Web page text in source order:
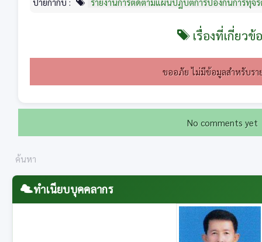
เรื่องที่เกี่ยวข้
ขออภัย ไม่มีข้อมูลสำหรับรา
No comments yet
ทำเนียบบุคคลากร